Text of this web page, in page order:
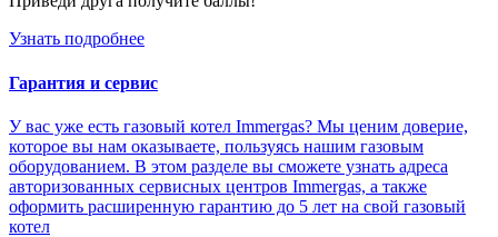
Узнать подробнее
Гарантия и сервис
У вас уже есть газовый котел Immergas? Мы ценим доверие,
которое вы нам оказываете, пользуясь нашим газовым
оборудованием. В этом разделе вы сможете узнать адреса
авторизованных сервисных центров Immergas, а также
оформить расширенную гарантию до 5 лет на свой газовый
котел